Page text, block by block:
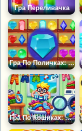
Гра Переливачка
Гра По Поличках: Дорогоцінні Камені
Гра По Кошиках: Сортування Білизни Для Прання